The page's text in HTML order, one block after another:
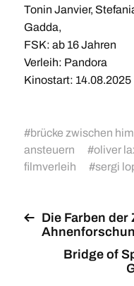
Tonin Janvier,
Gadda,
FSK: ab 16 Jahren
Verleih: Pandora
Kinostart: 14.08.2025
#brücke zwischen
ansteuern
#oliver
filmverleih
#sergi
Die Farben der
Bridge of